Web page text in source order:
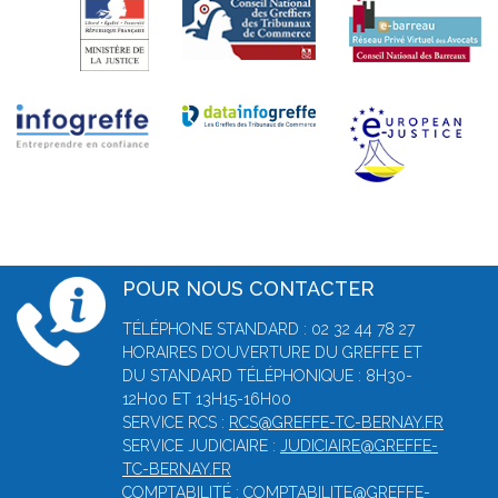
POUR NOUS CONTACTER
TÉLÉPHONE STANDARD : 02 32 44 78 27
HORAIRES D’OUVERTURE DU GREFFE ET
DU STANDARD TÉLÉPHONIQUE : 8H30-
12H00 ET 13H15-16H00
SERVICE RCS : RCS@GREFFE-TC-BERNAY.FR
SERVICE JUDICIAIRE : JUDICIAIRE@GREFFE-
TC-BERNAY.FR
COMPTABILITÉ : COMPTABILITE@GREFFE-